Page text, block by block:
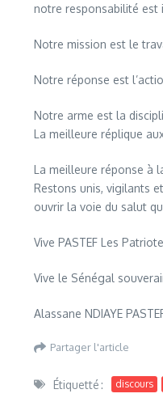
notre responsabilité est
Notre mission est le
Notre réponse est
Notre arme est la
La meilleure réplique
La meilleure réponse à
Restons unis, vigilants
ouvrir la voie du salut
Vive PASTEF Les
Vive le Sénégal
Alassane NDIAYE
Partager l'article
Étiquetté : discours